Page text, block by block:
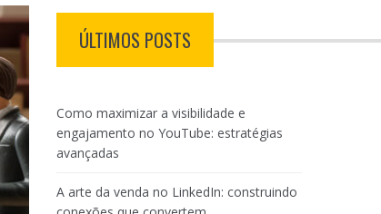
ÚLTIMOS POSTS
Como maximizar a visibilidade e
engajamento no YouTube: estratégias
avançadas
A arte da venda no LinkedIn: construindo